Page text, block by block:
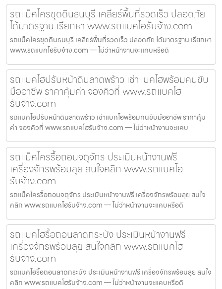
รถแม็คโครขุดดินธนบุรี เคลียร์พื้นที่รวดเร็ว ปลอดภัย
ได้มาตรฐาน เรียกหา www.รถแบคโฮรับจ้าง.com
รถแม็คโครขุดดินธนบุรี เคลียร์พื้นที่รวดเร็ว ปลอดภัย ได้มาตรฐาน เรียกหา
www.รถแบคโฮรับจ้าง.com — ไม่ว่าหน้างานจะแคบหรือดิ
รถแบคโฮปรับหน้าดินลาดพร้าว เช่าแบคโฮพร้อมคนขับ
มืออาชีพ ราคาคุ้มค่า จองคิวที่ www.รถแบคโฮ
รับจ้าง.com
รถแบคโฮปรับหน้าดินลาดพร้าว เช่าแบคโฮพร้อมคนขับมืออาชีพ ราคาคุ้ม
ค่า จองคิวที่ www.รถแบคโฮรับจ้าง.com — ไม่ว่าหน้างานจะแคบ
รถแม็คโครรื้อถอนจตุจักร ประเมินหน้างานฟรี
เครื่องจักรพร้อมลุย สนใจคลิก www.รถแบคโฮ
รับจ้าง.com
รถแม็คโครรื้อถอนจตุจักร ประเมินหน้างานฟรี เครื่องจักรพร้อมลุย สนใจ
คลิก www.รถแบคโฮรับจ้าง.com — ไม่ว่าหน้างานจะแคบหรือดิ
รถแบคโฮรื้อถอนลาดกระบัง ประเมินหน้างานฟรี
เครื่องจักรพร้อมลุย สนใจคลิก www.รถแบคโฮ
รับจ้าง.com
รถแบคโฮรื้อถอนลาดกระบัง ประเมินหน้างานฟรี เครื่องจักรพร้อมลุย สนใจ
คลิก www.รถแบคโฮรับจ้าง.com — ไม่ว่าหน้างานจะแคบหรือดิ